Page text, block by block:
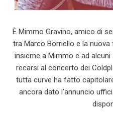
È Mimmo Gravino, amico di
tra Marco Borriello e la
insieme a Mimmo e ad
recarsi al concerto dei
tutta curve ha fatto
ancora dato l’annuncio